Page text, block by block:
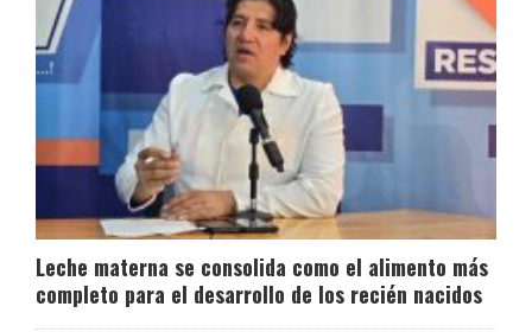
Leche materna se consolida como el alimento más
completo para el desarrollo de los recién nacidos